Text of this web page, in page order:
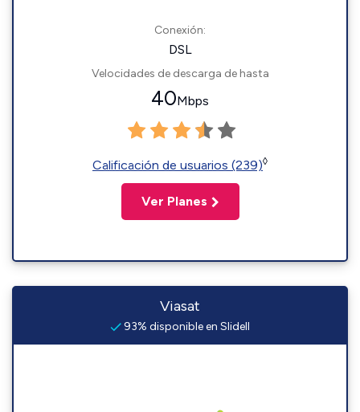
Conexión:
DSL
Velocidades de descarga de hasta
40Mbps
Calificación de usuarios (239)◊
Ver Planes
Viasat
93% disponible en Slidell